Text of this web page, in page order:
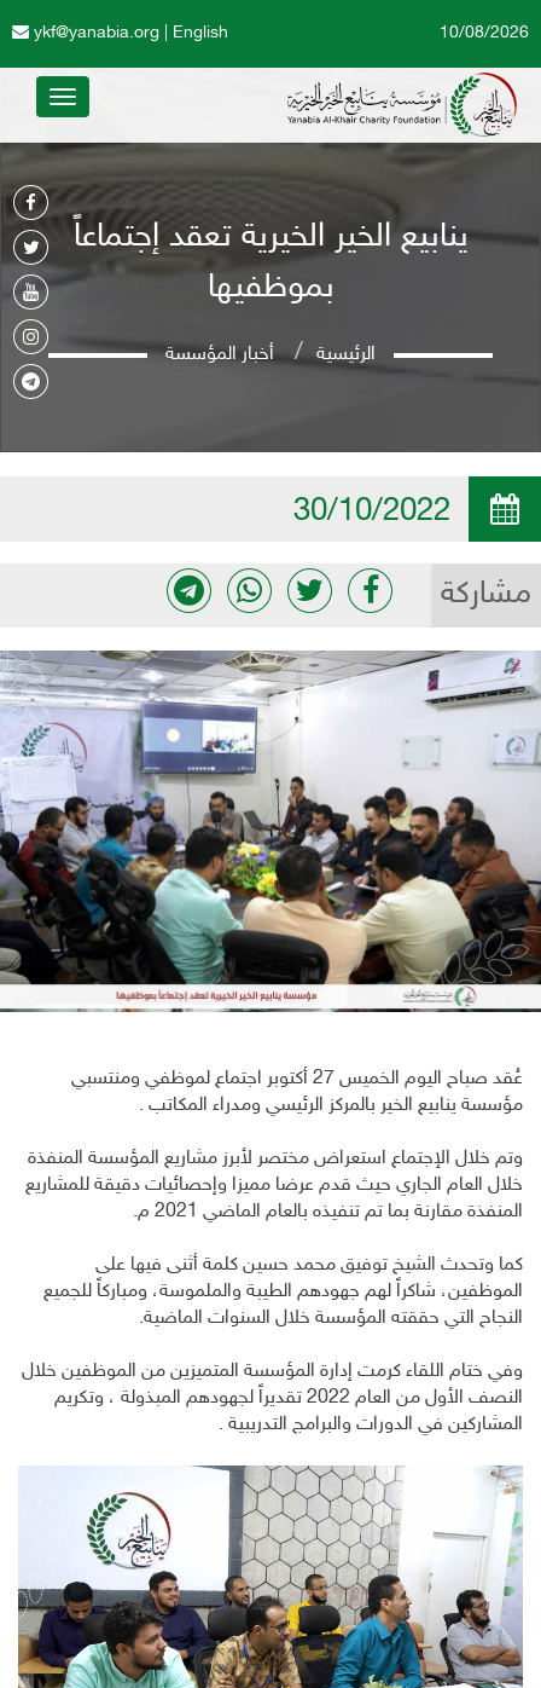
English
ykf@yanabia.org 10/08/2026
Toggle
ينابيع الخير الخيرية تعقد إجتماعاً
بموظفيها
الرئيسية أخبار المؤسسة
مشاركة
عُقد صباح اليوم الخميس 27 أكتوبر اجتماع لموظفي ومنتسبي
مؤسسة ينابيع الخير بالمركز الرئيسي ومدراء المكاتب .
وتم خلال الإجتماع استعراض مختصر لأبرز مشاريع المؤسسة المنفذة
خلال العام الجاري حيث قدم عرضا مميزا وإحصائيات دقيقة للمشاريع
المنفذة مقارنة بما تم تنفيذه بالعام الماضي 2021 م.
كما وتحدث الشيخ توفيق محمد حسين كلمة أثنى فيها على
الموظفين، شاكراً لهم جهودهم الطيبة والملموسة، ومباركاً للجميع
النجاح التي حققته المؤسسة خلال السنوات الماضية.
وفي ختام اللقاء كرمت إدارة المؤسسة المتميزين من الموظفين خلال
النصف الأول من العام 2022 تقديراً لجهودهم المبذولة ، وتكريم
المشاركين في الدورات والبرامج التدريبية .